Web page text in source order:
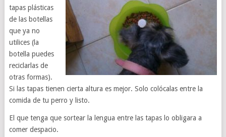
tapas plásticas
de las botellas
que ya no
utilices (la
botella puedes
reciclarlas de
otras formas).
Si las tapas tienen cierta altura es mejor. Solo colócalas entre la
comida de tu perro y listo.
El que tenga que sortear la lengua entre las tapas lo obligara a
comer despacio.